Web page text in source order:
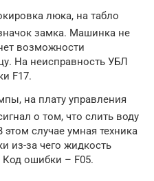
люка, на табло
замка. Машинка не
возможности
На неисправность УБЛ
F17.
на плату управления
о том, что слить воду
случае умная техника
из-за чего жидкость
Код ошибки – F05.